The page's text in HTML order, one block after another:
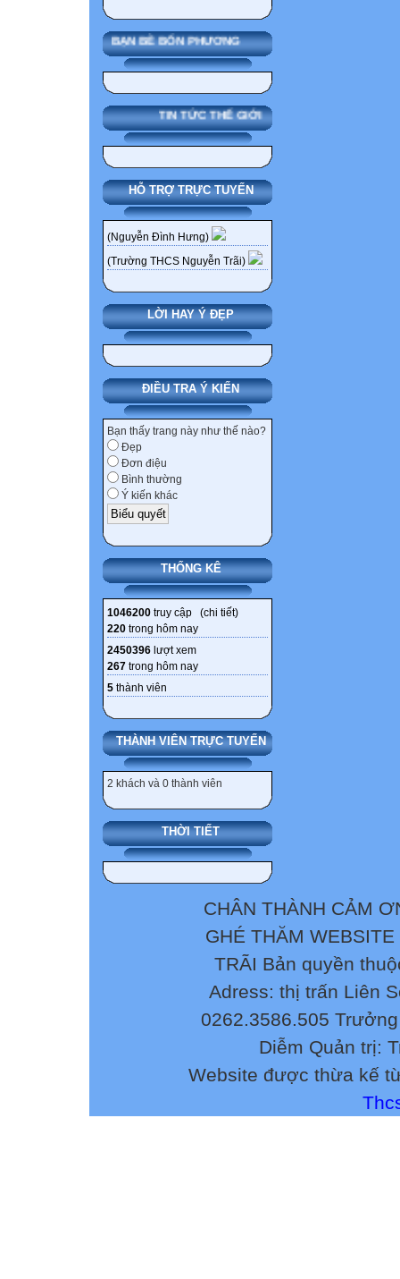
BẠN BÈ BỐN PHƯƠNG
TIN TỨC THẾ GIỚI
HỖ TRỢ TRỰC TUYẾN
(Nguyễn Đình Hưng)
(Trường THCS Nguyễn Trãi)
LỜI HAY Ý ĐẸP
ĐIỀU TRA Ý KIẾN
Bạn thấy trang này như thế nào?
Đẹp
Đơn điệu
Bình thường
Ý kiến khác
THỐNG KÊ
1046200 truy cập (chi tiết)
220 trong hôm nay
2450396 lượt xem
267 trong hôm nay
5 thành viên
THÀNH VIÊN TRỰC TUYẾN
2 khách và 0 thành viên
THỜI TIẾT
CHÂN THÀNH CẢM
GHÉ THĂM
TRÃI Bản quyền
Adress: thị trấn Liên
0262.3586.505
Diễm Quản trị:
Website được thừa kế